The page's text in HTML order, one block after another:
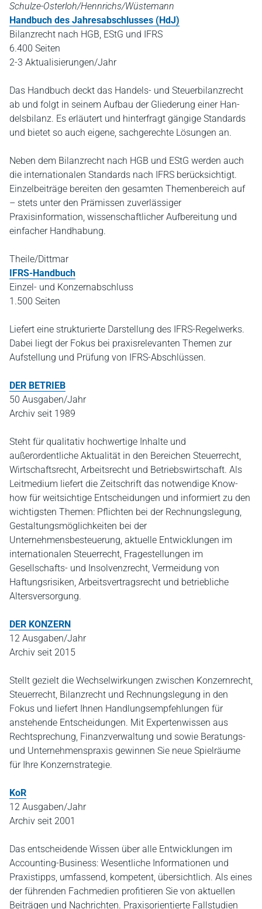
Schulze-Osterloh/Hennrichs/Wüstemann
Handbuch des Jahresabschlusses (HdJ)
Bilanzrecht nach HGB, EStG und IFRS
6.400 Seiten
2-3 Aktualisierungen/Jahr
Das Handbuch deckt das Handels- und Steuerbilanzrecht
ab und folgt in seinem Aufbau der Gliederung einer Han­
delsbilanz. Es erläutert und hinterfragt gängige Standards
und bietet so auch eigene, sachgerechte Lösungen an.
Neben dem Bilanzrecht nach HGB und EStG werden auch
die internationalen Standards nach IFRS berücksichtigt.
Einzelbeiträge bereiten den gesamten Themenbereich auf
– stets unter den Prämissen zuverlässiger
Praxisinformation, wissenschaftlicher Aufbereitung und
einfacher Handhabung.
Theile/Dittmar
IFRS-Handbuch
Einzel- und Konzernabschluss
1.500 Seiten
Liefert eine strukturierte Darstellung des IFRS-Regelwerks.
Dabei liegt der Fokus bei praxisrelevanten Themen zur
Aufstellung und Prüfung von IFRS-Abschlüssen.
DER BETRIEB
50 Ausgaben/Jahr
Archiv seit 1989
Steht für qualitativ hochwertige Inhalte und
außerordentliche Aktualität in den Bereichen Steuerrecht,
Wirtschaftsrecht, Arbeitsrecht und Betriebswirtschaft. Als
Leitmedium liefert die Zeitschrift das notwendige Know-
how für weitsichtige Entscheidungen und informiert zu den
wichtigsten Themen: Pflichten bei der Rechnungslegung,
Gestaltungsmöglichkeiten bei der
Unternehmensbesteuerung, aktuelle Entwicklungen im
internationalen Steuerrecht, Fragestellungen im
Gesellschafts- und Insolvenzrecht, Vermeidung von
Haftungsrisiken, Arbeitsvertragsrecht und betriebliche
Altersversorgung.
DER KONZERN
12 Ausgaben/Jahr
Archiv seit 2015
Stellt gezielt die Wechselwirkungen zwischen Konzernrecht,
Steuerrecht, Bilanzrecht und Rechnungslegung in den
Fokus und liefert Ihnen Handlungsempfehlungen für
anstehende Entscheidungen. Mit Expertenwissen aus
Rechtsprechung, Finanzverwaltung und sowie Beratungs-
und Unternehmenspraxis gewinnen Sie neue Spielräume
für Ihre Konzernstrategie.
KoR
12 Ausgaben/Jahr
Archiv seit 2001
Das entscheidende Wissen über alle Entwicklungen im
Accounting-Business: Wesentliche Informationen und
Praxistipps, umfassend, kompetent, übersichtlich. Als eines
der führenden Fachmedien profitieren Sie von aktuellen
Beiträgen und Nachrichten. Praxisorientierte Fallstudien